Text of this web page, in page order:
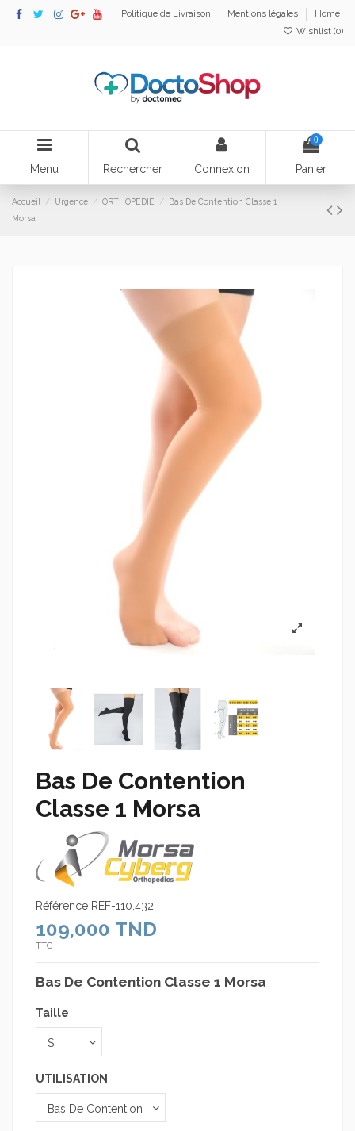
Politique de Livraison Mentions légales
Home
Wishlist (0)
Menu Rechercher Connexion
0
Panier
Accueil Urgence ORTHOPEDIE
Bas De Contention Classe 1
Morsa
Bas De Contention
Classe 1 Morsa
Référence REF-110.432
109,000 TND
TTC
Bas De Contention Classe 1 Morsa
Taille
UTILISATION